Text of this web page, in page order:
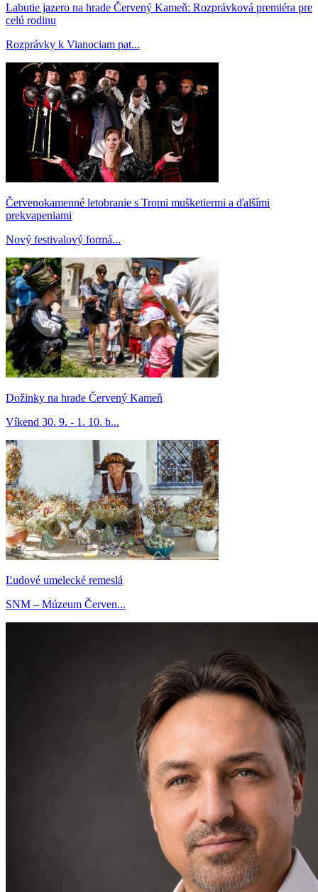
Labutie jazero na hrade Červený Kameň: Rozprávková premiéra pre
celú rodinu
Rozprávky k Vianociam pat...
Červenokamenné letobranie s Tromi mušketiermi a ďalšími
prekvapeniami
Nový festivalový formá...
Dožinky na hrade Červený Kameň
Víkend 30. 9. - 1. 10. b...
Ľudové umelecké remeslá
SNM – Múzeum Červen...